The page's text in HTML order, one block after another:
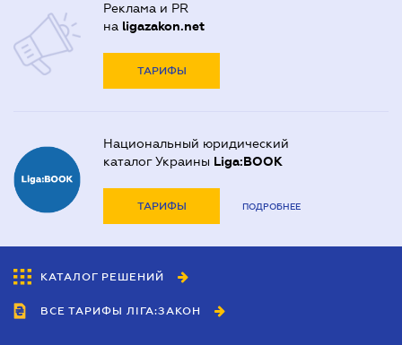
Реклама и PR
на ligazakon.net
ТАРИФЫ
Национальный юридический
каталог Украины Liga:BOOK
ТАРИФЫ ПОДРОБНЕЕ
КАТАЛОГ РЕШЕНИЙ
ВСЕ ТАРИФЫ ЛІГА:ЗАКОН